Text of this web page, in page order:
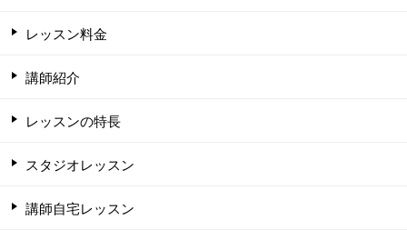
レッスン料金
講師紹介
レッスンの特長
スタジオレッスン
講師自宅レッスン